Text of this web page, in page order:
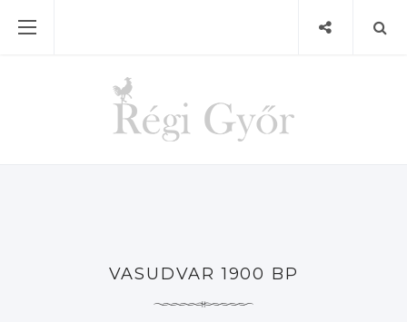
VASUDVAR 1900 BP